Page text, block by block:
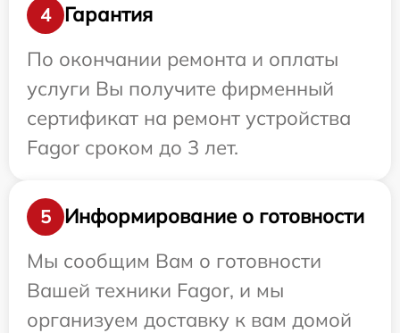
4
Гарантия
По окончании ремонта и оплаты
услуги Вы получите фирменный
сертификат на ремонт устройства
Fagor сроком до 3 лет.
5
Информирование о готовности
Мы сообщим Вам о готовности
Вашей техники Fagor, и мы
организуем доставку к вам домой